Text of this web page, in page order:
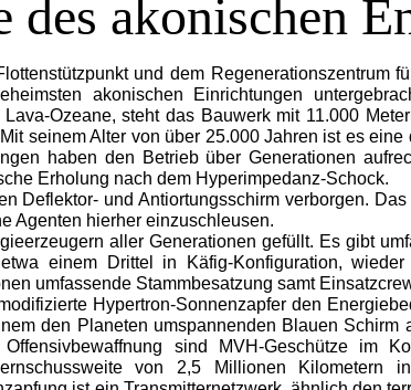
des akonischen
und dem Regenerationszentrum
akonischen Einrichtungen
Ozeane, steht das Bauwerk mit 11.000
seinem Alter von über 25.000 Jahren ist es
haben den Betrieb über Generationen
Erholung nach dem Hyperimpedanz-Schock.
Deflektor- und Antiortungsschirm verborgen.
Agenten hierher einzuschleusen.
aller Generationen gefüllt. Es gibt
einem Drittel in Käfig-Konfiguration,
umfassende Stammbesatzung samt
Hypertron-Sonnenzapfer den
den Planeten umspannenden Blauen
sind MVH-Geschütze im
von 2,5 Millionen Kilometern